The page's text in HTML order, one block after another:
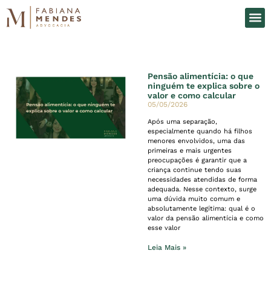
Pensão alimentícia: o que
ninguém te explica sobre o
valor e como calcular
05/05/2026
Após uma separação,
especialmente quando há filhos
menores envolvidos, uma das
primeiras e mais urgentes
preocupações é garantir que a
criança continue tendo suas
necessidades atendidas de forma
adequada. Nesse contexto, surge
uma dúvida muito comum e
absolutamente legítima: qual é o
valor da pensão alimentícia e como
esse valor
Leia Mais »